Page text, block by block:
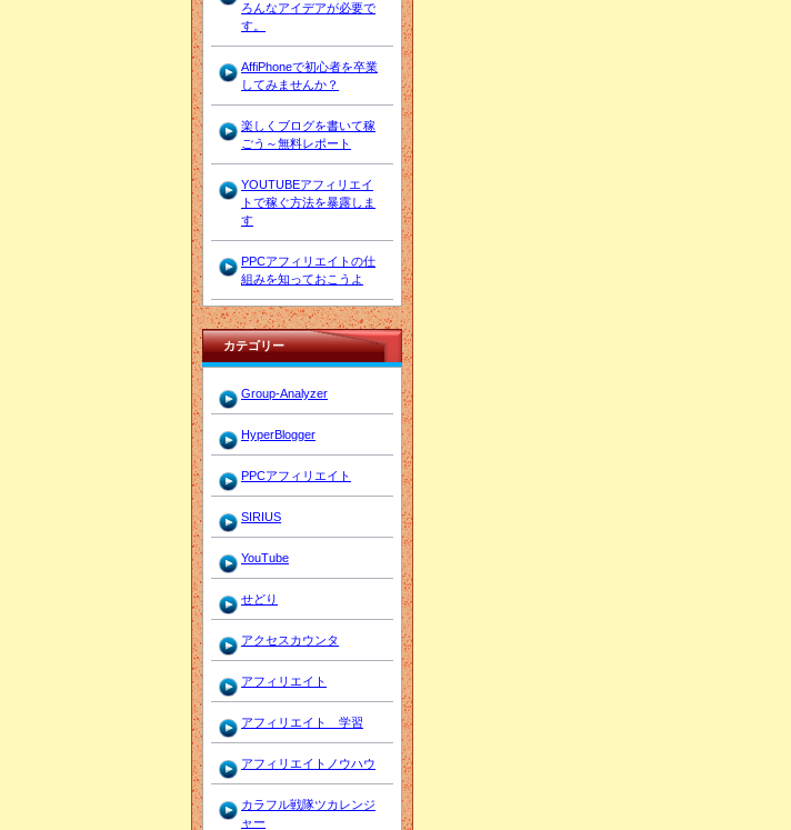
ろんなアイデアが必要で
す。
AffiPhoneで初心者を卒業
してみませんか？
楽しくブログを書いて稼
ごう～無料レポート
YOUTUBEアフィリエイ
トで稼ぐ方法を暴露しま
す
PPCアフィリエイトの仕
組みを知っておこうよ
カテゴリー
Group-Analyzer
HyperBlogger
PPCアフィリエイト
SIRIUS
YouTube
せどり
アクセスカウンタ
アフィリエイト
アフィリエイト 学習
アフィリエイトノウハウ
カラフル戦隊ツカレンジ
ャー